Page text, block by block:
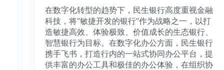
在数字化转型的趋势下，民生银行高度重视金融
科技，将“敏捷开发的银行”作为战略之一，以打
造敏捷高效、体验极致、价值成长的生态银行、
智慧银行为目标。在数字化办公方面，民生银行
携手飞书，打造行内的一站式协同办公平台，提
供丰富的办公工具和极佳的办公体验，在组织协